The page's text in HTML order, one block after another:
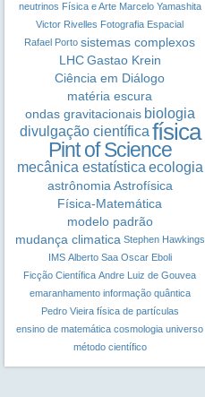
neutrinos Física e Arte Marcelo Yamashita
Victor Rivelles Fotografia Espacial
Rafael Porto sistemas complexos
LHC Gastao Krein
Ciência em Diálogo
matéria escura
ondas gravitacionais biologia
divulgação científica física
Pint of Science
mecânica estatística ecologia
astrônomia Astrofísica
Física-Matemática
modelo padrão
mudança climatica Stephen Hawkings
IMS Alberto Saa Oscar Eboli
Ficção Científica Andre Luiz de Gouvea
emaranhamento informação quântica
Pedro Vieira física de partículas
ensino de matemática cosmologia universo
método científico